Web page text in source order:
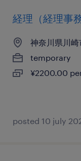
経理（経理事
神奈川県川
temporary
¥2200.00
posted 10 july